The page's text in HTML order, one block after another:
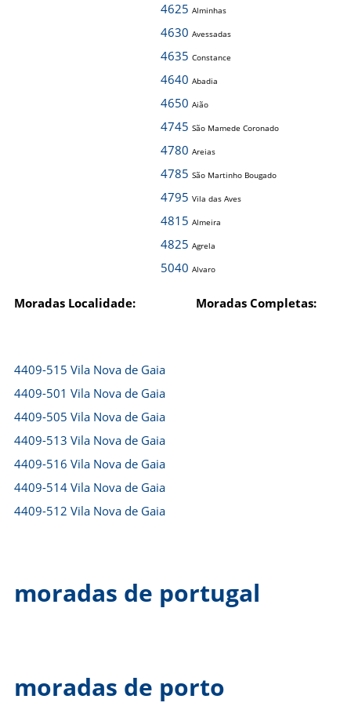
4625 Alminhas
4630 Avessadas
4635 Constance
4640 Abadia
4650 Aião
4745 São Mamede Coronado
4780 Areias
4785 São Martinho Bougado
4795 Vila das Aves
4815 Almeira
4825 Agrela
5040 Alvaro
Moradas Localidade: Moradas Completas:
4409-515 Vila Nova de Gaia
4409-501 Vila Nova de Gaia
4409-505 Vila Nova de Gaia
4409-513 Vila Nova de Gaia
4409-516 Vila Nova de Gaia
4409-514 Vila Nova de Gaia
4409-512 Vila Nova de Gaia
moradas de portugal
moradas de porto